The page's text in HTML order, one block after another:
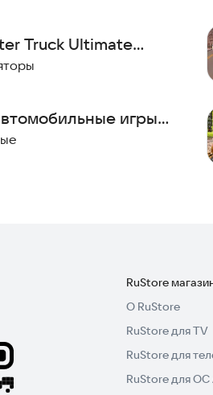
Truck Ultimate
игры
RuStore
О RuStore
RuStore для TV
RuStore для
RuStore для